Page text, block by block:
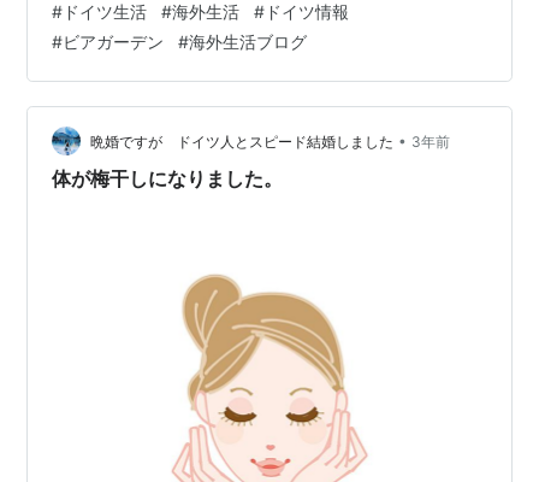
は、大きな会場のビアガーデンとこじんまりしたビアガ
ーデンがあります。 今日は、過去の写真を交えて少しビ
アガーデンを紹介できたらと思います。 大きなビアガー
デン会場的なものは こちらは、Baden-Württembergで
Bayernのフェストを行っていました。 こんな感じに、日
本にもあるように、…
# ドイツ生活 #海外生活 # ドイツ情報
#ビアガーデン #海外生活ブログ
晩婚ですが ドイツ人とスピード結婚しました • 3年前
体が梅干しになりました。